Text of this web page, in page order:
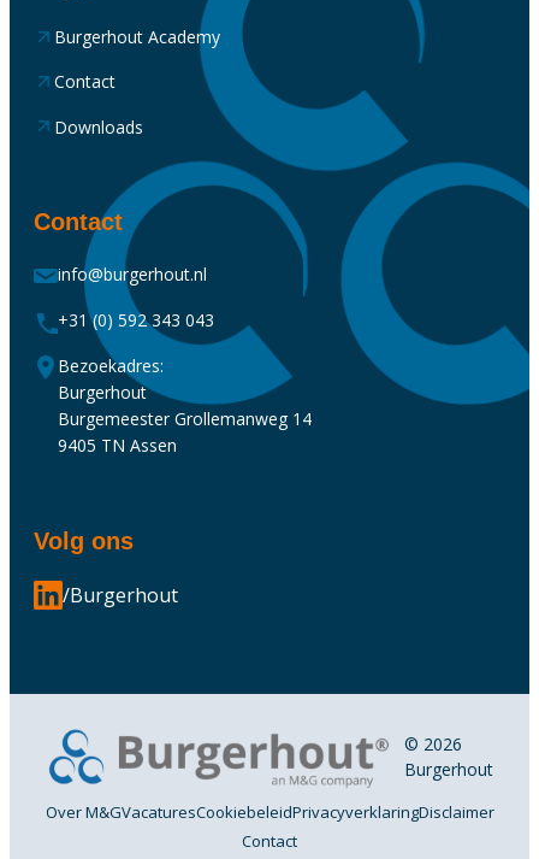
Burgerhout Academy
Contact
Downloads
Contact
info@burgerhout.nl
+31 (0) 592 343 043
Bezoekadres:
Burgerhout
Burgemeester Grollemanweg 14
9405 TN Assen
Volg ons
/Burgerhout
© 2026
Burgerhout
Over M&GVacaturesCookiebeleidPrivacyverklaringDisclaimer
Contact